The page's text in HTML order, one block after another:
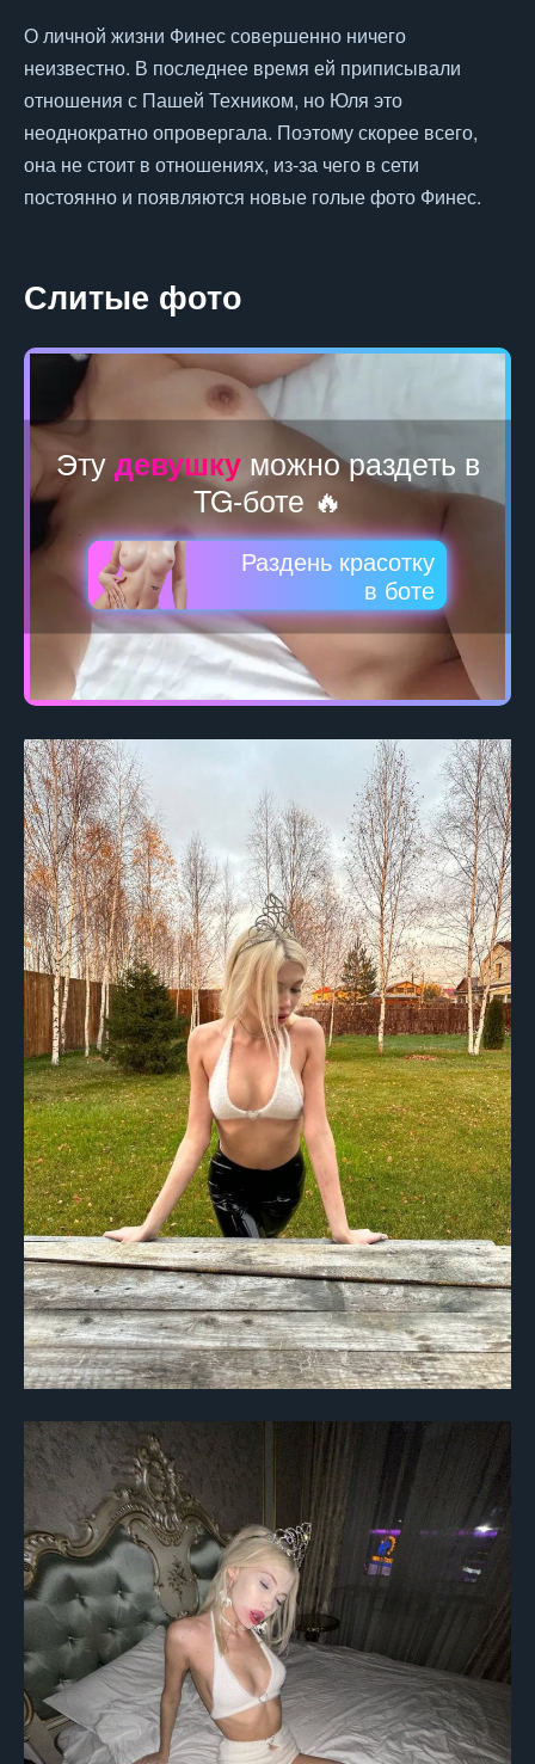
О личной жизни Финес совершенно ничего
неизвестно. В последнее время ей приписывали
отношения с Пашей Техником, но Юля это
неоднократно опровергала. Поэтому скорее всего,
она не стоит в отношениях, из-за чего в сети
постоянно и появляются новые голые фото Финес.
Слитые фото
Этудевушкуможно раздеть в
TG-боте 🔥
Раздень красотку
в боте